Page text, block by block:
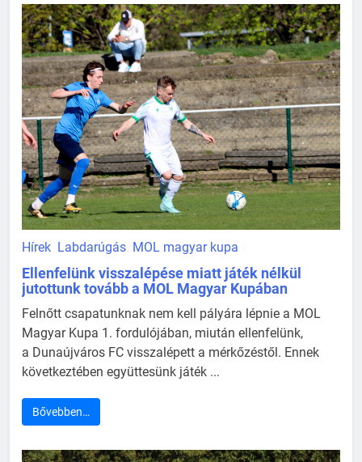
Hírek Labdarúgás MOL magyar kupa
Ellenfelünk visszalépése miatt játék nélkül
jutottunk tovább a MOL Magyar Kupában
Felnőtt csapatunknak nem kell pályára lépnie a MOL
Magyar Kupa 1. fordulójában, miután ellenfelünk,
a Dunaújváros FC visszalépett a mérkőzéstől. Ennek
következtében együttesünk játék ...
Bővebben…